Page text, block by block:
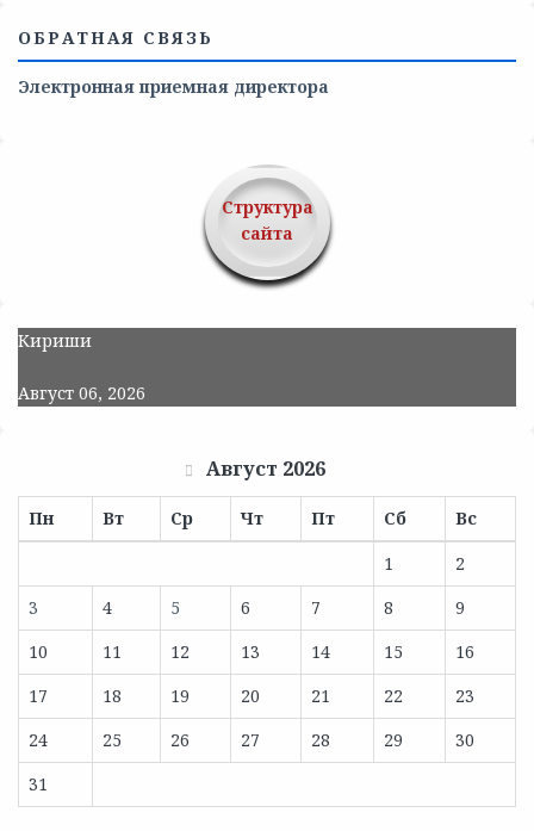
ОБРАТНАЯ СВЯЗЬ
Электронная приемная директора
Структура
сайта
Кириши
Август 06, 2026
Август 2026
Пн Вт Ср Чт Пт Сб
Вс
1
2
3
4 5 6 7 8
9
10
11 12 13 14 15
16
17
18 19 20 21 22
23
24
25 26 27 28 29
30
31